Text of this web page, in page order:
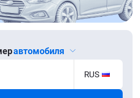
автомобиля
RUS